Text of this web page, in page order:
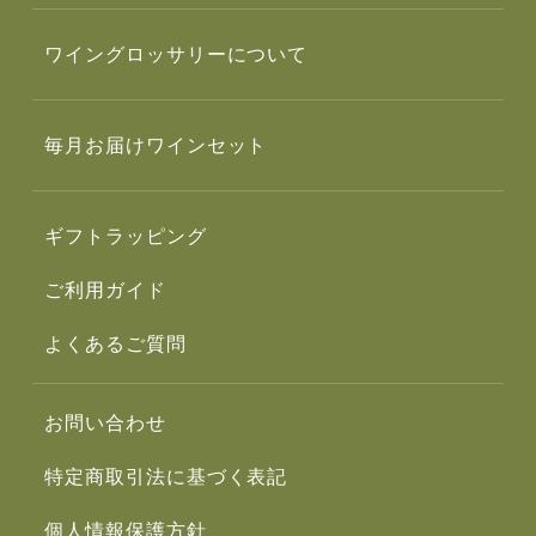
ワイングロッサリーについて
毎月お届けワインセット
ギフトラッピング
ご利用ガイド
よくあるご質問
お問い合わせ
特定商取引法に基づく表記
個人情報保護方針